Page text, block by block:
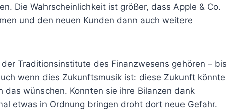
Die Wahrscheinlichkeit ist größer, dass Apple & Co.
und den neuen Kunden dann auch weitere
Traditionsinstitute des Finanzwesens gehören – bis
wenn dies Zukunftsmusik ist: diese Zukunft könnte
das wünschen. Konnten sie ihre Bilanzen dank
etwas in Ordnung bringen droht dort neue Gefahr.